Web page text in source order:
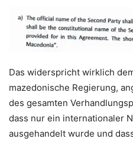
Das widerspricht wirklich
mazedonische Regierung,
des gesamten
dass nur ein internationaler
ausgehandelt wurde und